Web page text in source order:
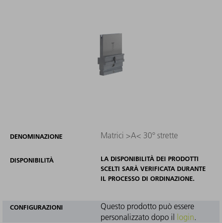
DENOMINAZIONE Matrici >A< 30° strette
DISPONIBILITÀ
LA DISPONIBILITÀ DEI PRODOTTI
SCELTI SARÀ VERIFICATA DURANTE
IL PROCESSO DI ORDINAZIONE.
CONFIGURAZIONI
Questo prodotto può essere
personalizzato dopo il
login.